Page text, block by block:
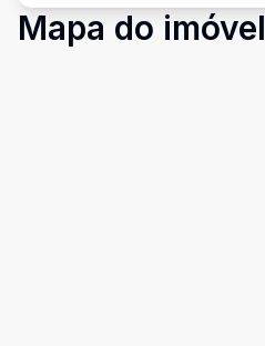
Mapa do imóvel